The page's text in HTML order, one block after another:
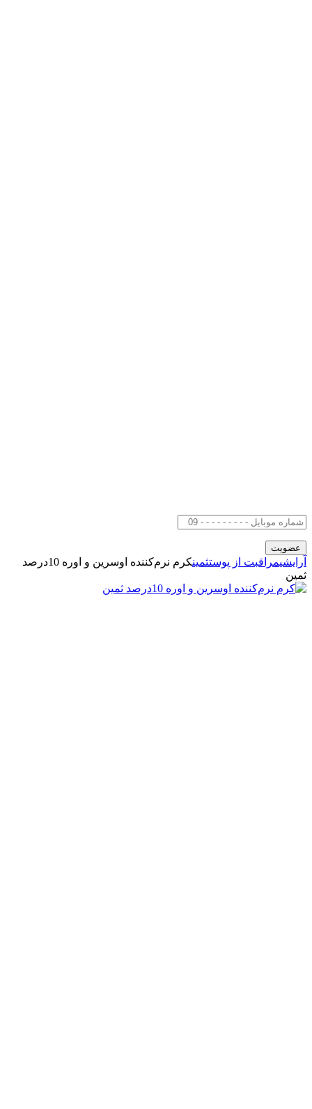
آرایشیمراقبت از پوستثمین
کرم نرم‌کننده اوسرین و اوره 10درصد
ثمین